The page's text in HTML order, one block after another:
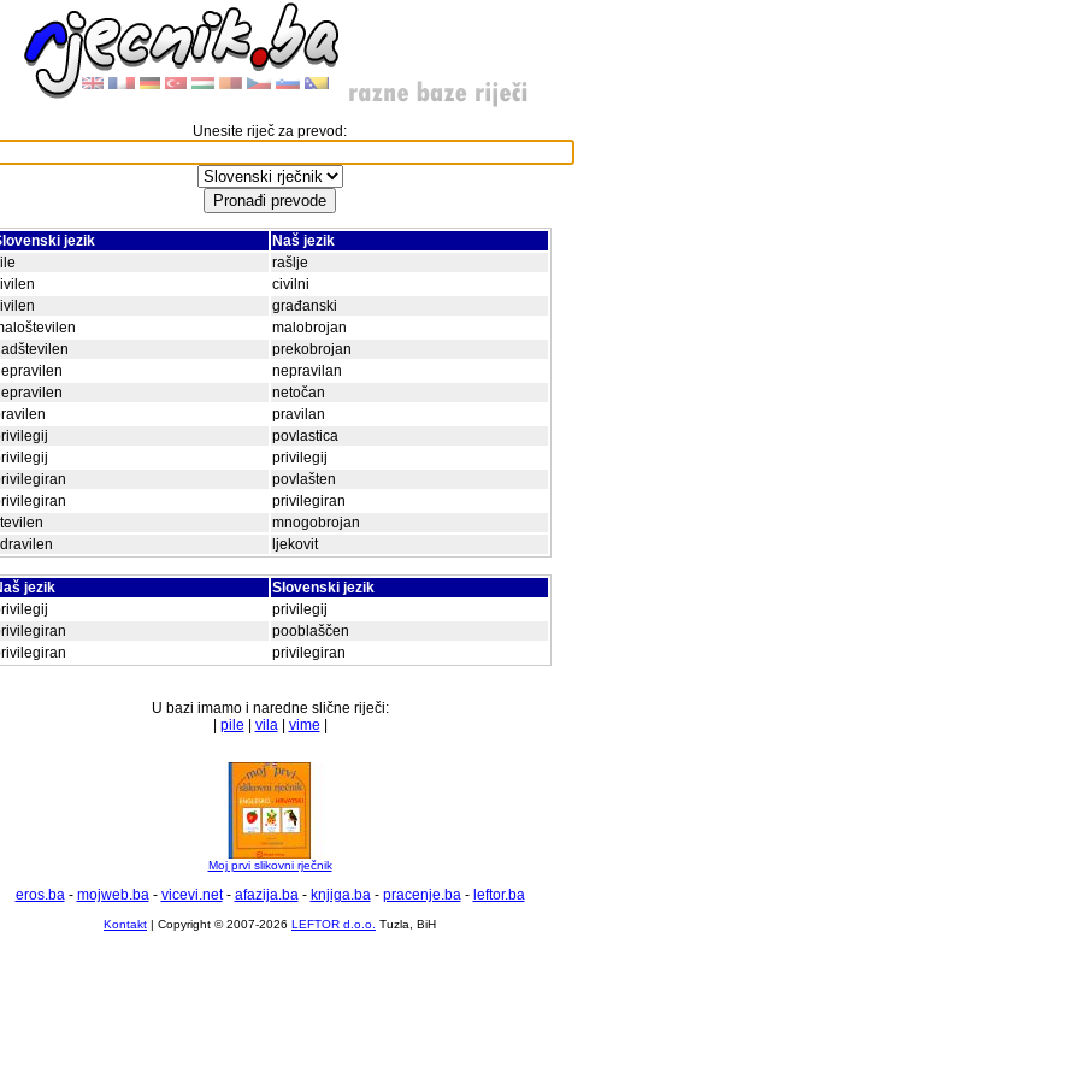
Unesite riječ za prevod:
jezik
Naš jezik
rašlje
civilni
građanski
malobrojan
prekobrojan
nepravilan
netočan
pravilan
povlastica
privilegij
povlašten
privilegiran
mnogobrojan
ljekovit
jezik
Slovenski jezik
privilegij
pooblaščen
privilegiran
U bazi imamo i naredne slične riječi:
pile vila| vime
Moj prvi slikovni rječnik
eros.ba- mojweb.ba- vicevi.net- afazija.ba- knjiga.ba- pracenje.ba- leftor.ba
Kontakt | Copyright © 2007-2026 LEFTOR d.o.o. Tuzla, BiH